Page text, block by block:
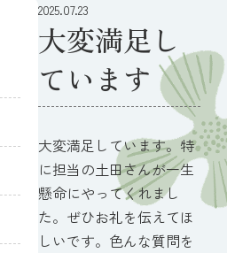
2025.07.23
大変満足し
ています
大変満足しています。特
に担当の土田さんが一生
懸命にやってくれまし
た。ぜひお礼を伝えてほ
しいです。色んな質問を